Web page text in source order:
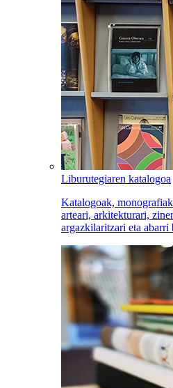
Liburutegiaren katalogoa
Katalogoak,
arteari, arkitekturari,
argazkilaritzari eta abarri